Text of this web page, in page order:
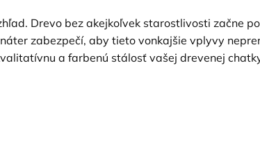
Drevo bez akejkoľvek starostlivosti začne
zabezpečí, aby tieto vonkajšie vplyvy
a farbenú stálosť vašej drevenej